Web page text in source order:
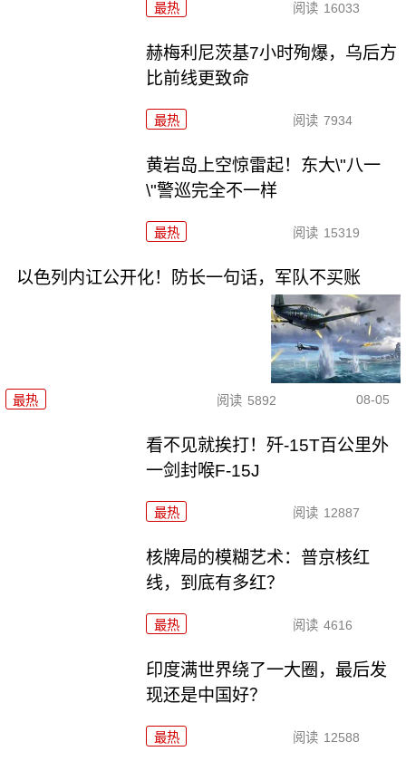
最热 阅读 16033
赫梅利尼茨基7小时殉爆，乌后方
比前线更致命
最热 阅读 7934
黄岩岛上空惊雷起！东大\"八一
\"警巡完全不一样
最热 阅读 15319
以色列内讧公开化！防长一句话，军队不买账
最热 阅读 5892 08-05
看不见就挨打！歼-15T百公里外
一剑封喉F-15J
最热 阅读 12887
核牌局的模糊艺术：普京核红
线，到底有多红？
最热 阅读 4616
印度满世界绕了一大圈，最后发
现还是中国好？
最热 阅读 12588